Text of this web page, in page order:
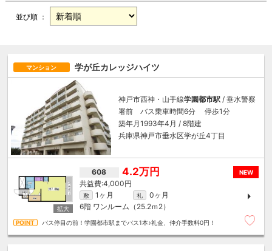
並び順 ：
マンション 学が丘カレッジハイツ
神戸市西神・山手線学園都市駅 / 垂水警察
署前 バス乗車時間6分 停歩1分
築年月1993年4月 / 8階建
兵庫県神戸市垂水区学が丘4丁目
NEW
608 4.2万円
4,000円
敷 1ヶ月 礼
0ヶ月
6階 ワンルーム（25.2ｍ 2）
バス停目の前！学園都市駅までバス1本♪礼金、仲介手数料0円！